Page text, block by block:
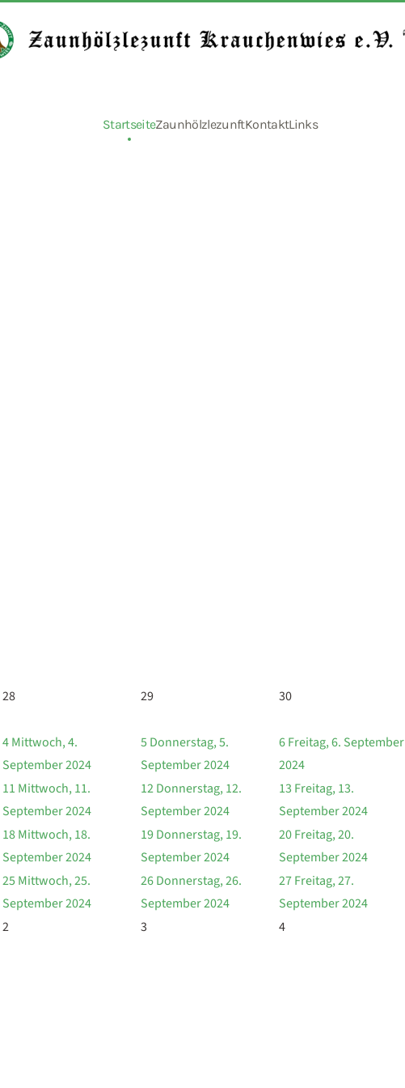
StartseiteZaunhölzlezunftKontaktLinks
28 29 30
4Mittwoch, 4.
September 2024
5Donnerstag, 5.
September 2024
6Freitag, 6. September
2024
11 Mittwoch, 11.
September 2024
12Donnerstag, 12.
September 2024
13 Freitag, 13.
September 2024
18Mittwoch, 18.
September 2024
19Donnerstag, 19.
September 2024
20Freitag, 20.
September 2024
25Mittwoch, 25.
September 2024
26Donnerstag, 26.
September 2024
27Freitag, 27.
September 2024
2 3 4